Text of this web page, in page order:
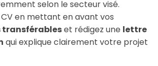
selon le secteur visé.
en mettant en avant vos
transférableset rédigez une lettre
qui explique clairement votre projet